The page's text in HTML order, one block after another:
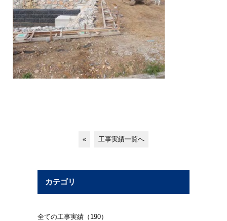
« 工事実績一覧へ
カテゴリ
全ての工事実績（190）